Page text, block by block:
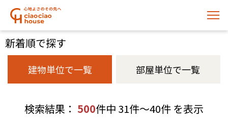
新着順で探す
建物単位で一覧 部屋単位で一覧
検索結果： 500件中 31件～40件 を表示